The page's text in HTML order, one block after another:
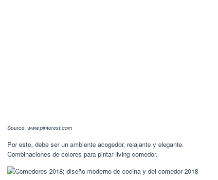
Source: www.pinterest.com
Por esto, debe ser un ambiente acogedor, relajante y elegante.
Combinaciones de colores para pintar living comedor.